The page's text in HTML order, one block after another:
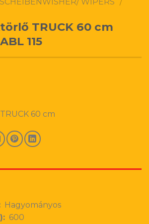
TRUCK 60 cm
115
60 cm
Hagyományos
600